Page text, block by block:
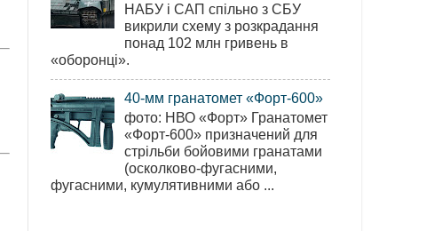
НАБУ і САП спільно з СБУ
викрили схему з розкрадання
понад 102 млн гривень в
«оборонці».
40-мм гранатомет «Форт-600»
фото: НВО «Форт» Гранатомет
«Форт-600» призначений для
стрільби бойовими гранатами
(осколково-фугасними,
фугасними, кумулятивними або ...